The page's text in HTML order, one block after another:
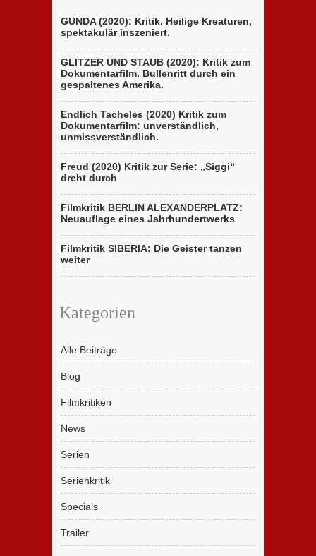
GUNDA (2020): Kritik. Heilige Kreaturen,
spektakulär inszeniert.
GLITZER UND STAUB (2020): Kritik zum
Dokumentarfilm. Bullenritt durch ein
gespaltenes Amerika.
Endlich Tacheles (2020) Kritik zum
Dokumentarfilm: unverständlich,
unmissverständlich.
Freud (2020) Kritik zur Serie: „Siggi“
dreht durch
Filmkritik BERLIN ALEXANDERPLATZ:
Neuauflage eines Jahrhundertwerks
Filmkritik SIBERIA: Die Geister tanzen
weiter
Kategorien
Alle Beiträge
Blog
Filmkritiken
News
Serien
Serienkritik
Specials
Trailer